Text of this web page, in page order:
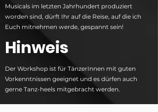
Musicals im letzten Jahrhundert produziert
worden sind, dürft Ihr auf die Reise, auf die ich
Euch mitnehmen werde, gespannt sein!
Hinweis
Der Workshop ist für TänzerInnen mit guten
Vorkenntnissen geeignet und es dürfen auch
gerne Tanz-heels mitgebracht werden.